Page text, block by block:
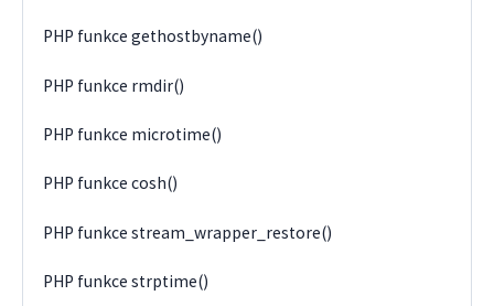
PHP funkce gethostbyname()
PHP funkce rmdir()
PHP funkce microtime()
PHP funkce cosh()
PHP funkce stream_wrapper_restore()
PHP funkce strptime()